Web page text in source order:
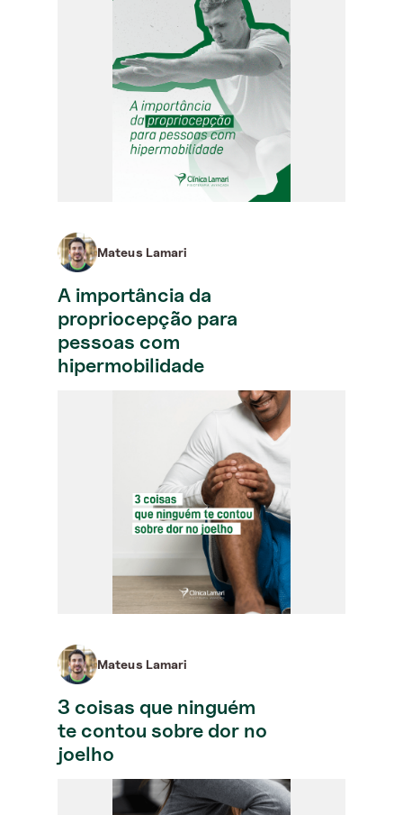
Mateus Lamari
A importância da
propriocepção para
pessoas com
hipermobilidade
Mateus Lamari
3 coisas que ninguém
te contou sobre dor no
joelho